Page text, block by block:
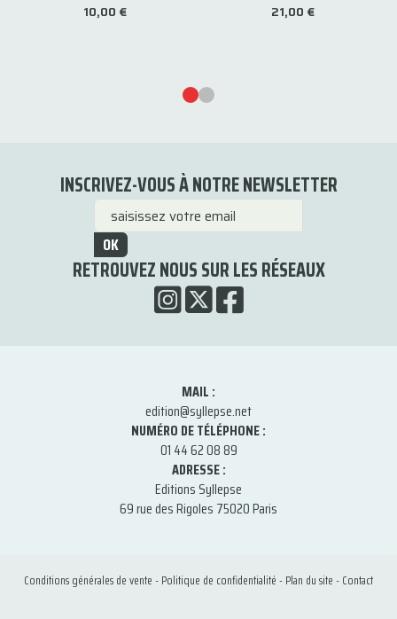
10,00 €
21,00 €
INSCRIVEZ-VOUS À NOTRE NEWSLETTER
OK
RETROUVEZ NOUS SUR LES RÉSEAUX
MAIL :
edition@syllepse.net
NUMÉRO DE TÉLÉPHONE :
01 44 62 08 89
ADRESSE :
Editions Syllepse
69 rue des Rigoles 75020 Paris
Conditions générales de vente-Politique de confidentialité-Plan du site-Contact